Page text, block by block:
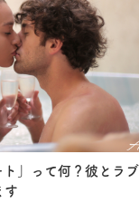
」って何？彼とラブ
す